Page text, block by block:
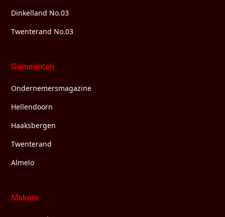
Dinkelland No.03
Twenterand No.03
Gemeenten
Ondernemersmagazine
Hellendoorn
Haaksbergen
Twenterand
Almelo
Makers